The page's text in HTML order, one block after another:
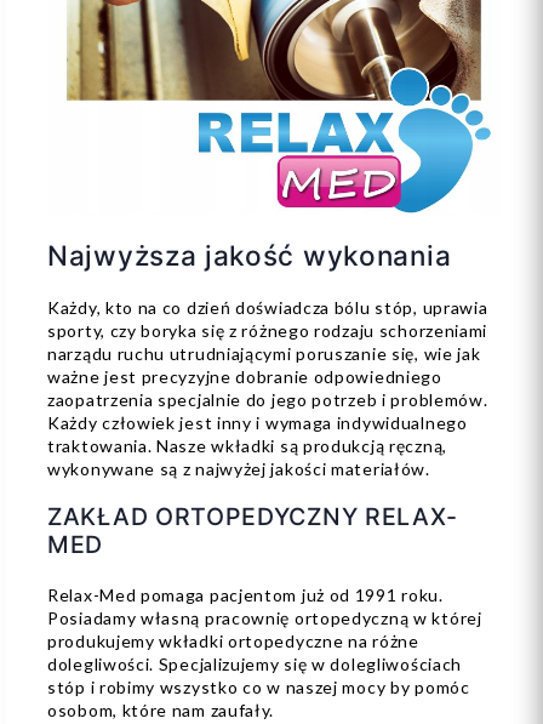
Najwyższa jakość wykonania
Każdy, kto na co dzień doświadcza bólu stóp, uprawia
sporty, czy boryka się z różnego rodzaju schorzeniami
narządu ruchu utrudniającymi poruszanie się, wie jak
ważne jest precyzyjne dobranie odpowiedniego
zaopatrzenia specjalnie do jego potrzeb i problemów.
Każdy człowiek jest inny i wymaga indywidualnego
traktowania. Nasze wkładki są produkcją ręczną,
wykonywane są z najwyżej jakości materiałów.
ZAKŁAD ORTOPEDYCZNY RELAX-
MED
Relax-Med pomaga pacjentom już od 1991 roku.
Posiadamy własną pracownię ortopedyczną w której
produkujemy wkładki ortopedyczne na różne
dolegliwości. Specjalizujemy się w dolegliwościach
stóp i robimy wszystko co w naszej mocy by pomóc
osobom, które nam zaufały.